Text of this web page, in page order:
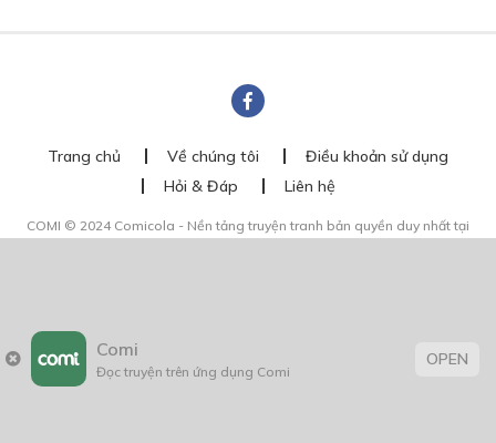
Trang chủ Về chúng tôi
Điều khoản sử dụng
Hỏi & Đáp
Liên hệ
COMI © 2024 Comicola - Nền tảng truyện tranh bản quyền duy nhất tại
phố Hồ Chí Minh cấp ngày 21/1/2015
Comi
Đọc truyện trên ứng dụng Comi
OPEN